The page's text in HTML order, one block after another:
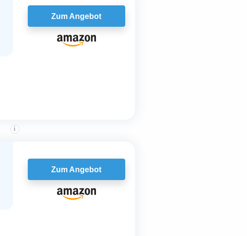
Zum Angebot
i
Zum Angebot